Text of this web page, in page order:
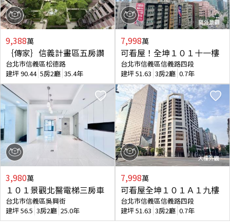
9,388萬
｛傳家｝信義計畫區五房讚
台北市信義區松德路
建坪90.44 5房2廳 35.4年
3,980萬
１０１景觀北醫電梯三房車
台北市信義區吳興街
建坪56.5 3房2廳 25.0年
7,998萬
可看屋！全坤１０１十一樓
台北市信義區信義路四段
建坪51.63 3房2廳 0.7年
7,998萬
可看屋全坤１０１Ａ１九樓
台北市信義區信義路四段
建坪51.63 3房2廳 0.7年